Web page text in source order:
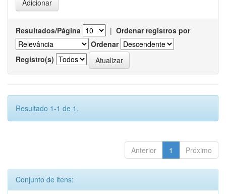
Resultados/Página | Ordenar registros por
Ordenar
Registro(s)
Resultado 1-1 de 1.
Anterior 1 Próximo
Conjunto de itens: